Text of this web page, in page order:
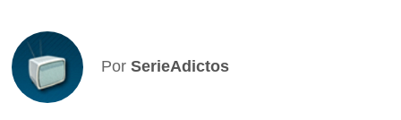
PorSerieAdictos